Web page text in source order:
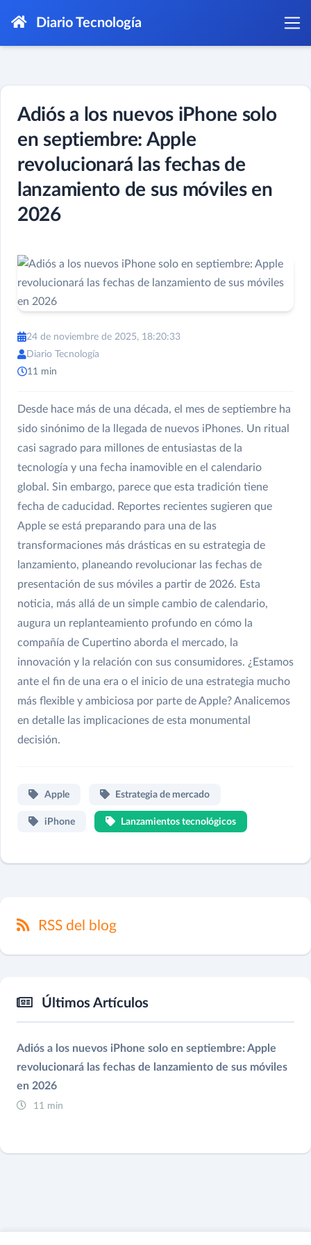
Diario Tecnología
Adiós a los nuevos iPhone solo
en septiembre: Apple
revolucionará las fechas de
lanzamiento de sus móviles en
2026
24 de noviembre de 2025, 18:20:33
Diario Tecnología
11 min
Desde hace más de una década, el mes de septiembre ha
sido sinónimo de la llegada de nuevos iPhones. Un ritual
casi sagrado para millones de entusiastas de la
tecnología y una fecha inamovible en el calendario
global. Sin embargo, parece que esta tradición tiene
fecha de caducidad. Reportes recientes sugieren que
Apple se está preparando para una de las
transformaciones más drásticas en su estrategia de
lanzamiento, planeando revolucionar las fechas de
presentación de sus móviles a partir de 2026. Esta
noticia, más allá de un simple cambio de calendario,
augura un replanteamiento profundo en cómo la
compañía de Cupertino aborda el mercado, la
innovación y la relación con sus consumidores. ¿Estamos
ante el fin de una era o el inicio de una estrategia mucho
más flexible y ambiciosa por parte de Apple? Analicemos
en detalle las implicaciones de esta monumental
decisión.
Apple Estrategia de mercado
iPhone Lanzamientos tecnológicos
RSS del blog
Últimos Artículos
Adiós a los nuevos iPhone solo en septiembre: Apple
revolucionará las fechas de lanzamiento de sus móviles
en 2026
11 min